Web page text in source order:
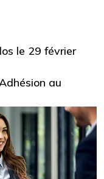
le 29 février
au